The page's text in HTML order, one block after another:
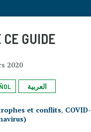
CE GUIDE
2020
العربية
et conflits,